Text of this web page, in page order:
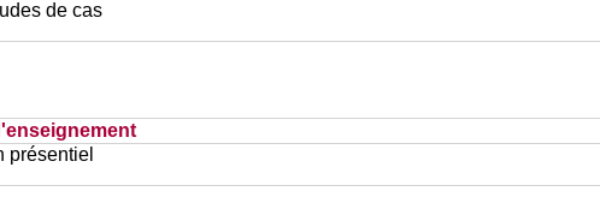
de cas
présentiel